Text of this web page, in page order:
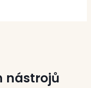
nástrojů